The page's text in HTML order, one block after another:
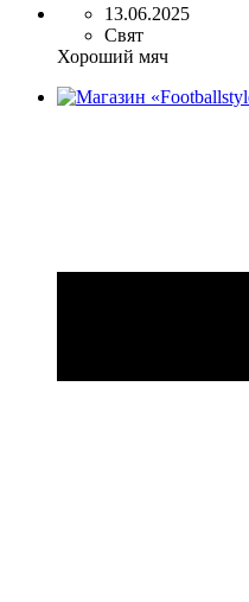
13.06.2025
Свят
Хороший мяч